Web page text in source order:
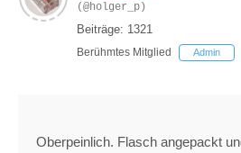
(@holger_p)
Beiträge: 1321
Berühmtes Mitglied Admin
Oberpeinlich. Flasch angepackt